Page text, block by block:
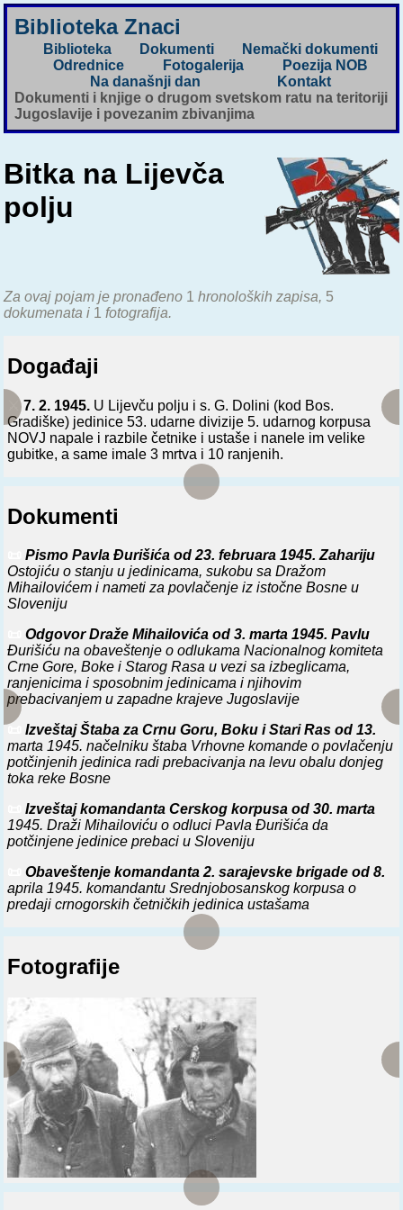
Biblioteka Znaci
Biblioteka Dokumenti
Nemački dokumenti
Odrednice
Fotogalerija
Poezija NOB
Na današnji dan
Kontakt
Dokumenti i knjige o drugom svetskom ratu na teritoriji
Jugoslavije i povezanim zbivanjima
Bitka na Lijevča
polju
Za ovaj pojam je pronađeno 1 hronoloških zapisa, 5
dokumenata i 1 fotografija.
Događaji
⚔️ 7. 2. 1945. U Lijevču polju i s. G. Dolini (kod Bos.
Gradiške) jedinice 53. udarne divizije 5. udarnog korpusa
NOVJ napale i razbile četnike i ustaše i nanele im velike
gubitke, a same imale 3 mrtva i 10 ranjenih.
Dokumenti
Pismo Pavla Đurišića od 23. februara 1945. Zahariju
Ostojiću o stanju u jedinicama, sukobu sa Dražom
Mihailovićem i nameti za povlačenje iz istočne Bosne u
Sloveniju
Odgovor Draže Mihailovića od 3. marta 1945. Pavlu
Đurišiću na obaveštenje o odlukama Nacionalnog komiteta
Crne Gore, Boke i Starog Rasa u vezi sa izbeglicama,
ranjenicima i sposobnim jedinicama i njihovim
prebacivanjem u zapadne krajeve Jugoslavije
📜
Izveštaj Štaba za Crnu Goru, Boku i Stari Ras od 13.
marta 1945. načelniku štaba Vrhovne komande o povlačenju
potčinjenih jedinica radi prebacivanja na levu obalu donjeg
toka reke Bosne
Izveštaj komandanta Cerskog korpusa od 30. marta
1945. Draži Mihailoviću o odluci Pavla Đurišića da
potčinjene jedinice prebaci u Sloveniju
Obaveštenje komandanta 2. sarajevske brigade od 8.
aprila 1945. komandantu Srednjobosanskog korpusa o
predaji crnogorskih četničkih jedinica ustašama
Fotografije